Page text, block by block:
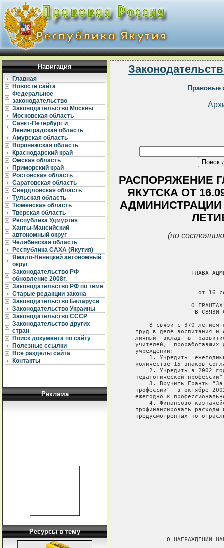
Навигация
Главная
Новости сайта
Федеральное
законодательство
Законодательство Москвы
Московская область
Санкт-Петербург и
Ленинградская область
Амурская область
Воронежская область
Краснодарский край
Омская область
Приморский край
Ростовская область
Саратовская область
Свердловская область
Тульская область
Тюменская область
Тверская область
Республика Удмуртия
Ханты-Мансийский
автономный округ
Челябинская область
Республика САХА (Якутия)
Ямало-Ненецкий автономный
округ
Законодательство РФ
обновление 2008г.
Законодательство РФ по теме
Старые редакции закона
Законодательство Беларуси
Законодательство Украины
Законодательство СССР
Законодательство других
стран
Поиск документа по сайту
Полезные ссылки
Все разделы сайта
Контакты
Реклама
Ресурсы в тему
Правовые
РАСПОРЯЖЕНИЕ
ЯКУТСКА ОТ
АДМИНИСТРАЦИИ
(по
ГЛАВА
от 16
О
В СВЯЗИ
В связи с 370-летием
труд в деле воспитания и
личный  вклад  в
учителей,  проработавших
   учреждении:
1. Учредить
количестве 15 знаков
2. Учредить в 2002
педагогической
3. Вручить Гранты
профессии"  в октябре
ежегодно к
4. Финансово-
профинансировать расходы
предусмотренных по
О НАГРАЖДЕНИИ